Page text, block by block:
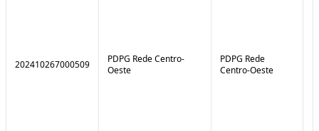
202410267000509
PDPG Rede Centro-
Oeste
PDPG Rede
Centro-Oeste